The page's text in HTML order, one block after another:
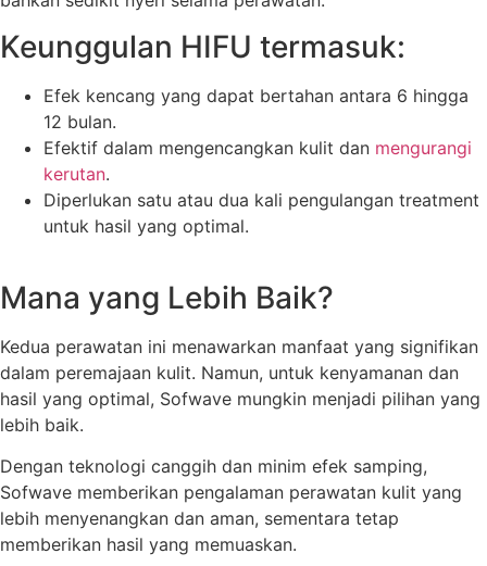
Keunggulan HIFU termasuk:
Efek kencang yang dapat bertahan antara 6 hingga
12 bulan.
Efektif dalam mengencangkan kulit dan mengurangi
kerutan.
Diperlukan satu atau dua kali pengulangan treatment
untuk hasil yang optimal.
Mana yang Lebih Baik?
Kedua perawatan ini menawarkan manfaat yang signifikan
dalam peremajaan kulit. Namun, untuk kenyamanan dan
hasil yang optimal, Sofwave mungkin menjadi pilihan yang
lebih baik.
Dengan teknologi canggih dan minim efek samping,
Sofwave memberikan pengalaman perawatan kulit yang
lebih menyenangkan dan aman, sementara tetap
memberikan hasil yang memuaskan.